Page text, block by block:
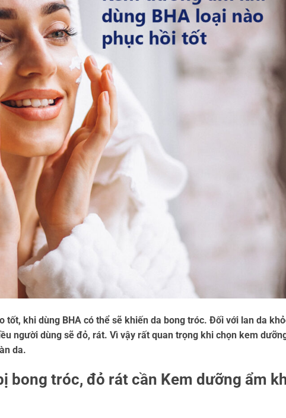
tốt, khi dùng BHA có thể sẽ khiến da bong tróc. Đối với lan da
người dùng sẽ đỏ, rát. Vì vậy rất quan trọng khi chọn kem
da.
bong tróc, đỏ rát cần Kem dưỡng ẩm